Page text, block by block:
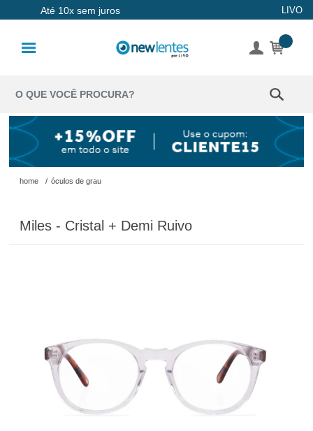
Até 10x sem juros LIVO
Coloridas
Solução
Óculos de
Óculos de
Grau
Consultar
Pedidos
Recompra
home / óculos de grau
Miles - Cristal + Demi Ruivo